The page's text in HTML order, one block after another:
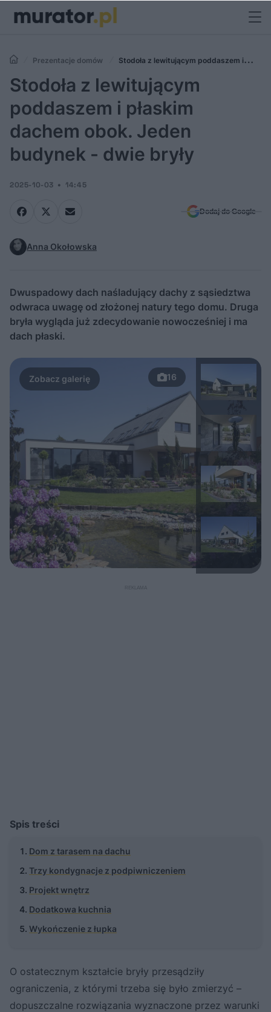
Prezentacje domów
Stodoła z lewitującym poddaszem i
płaskim dachem obok. Jeden budynek - dwie bryły
Stodoła z lewitującym
poddaszem i płaskim
dachem obok. Jeden
budynek - dwie bryły
2025-10-03 14:45
Dodaj do Google
Anna Okołowska
Dwuspadowy dach naśladujący dachy z sąsiedztwa
odwraca uwagę od złożonej natury tego domu. Druga
bryła wygląda już zdecydowanie nowocześniej i ma
dach płaski.
16
Spis treści
Dom z tarasem na dachu
Trzy kondygnacje z podpiwniczeniem
Projekt wnętrz
Dodatkowa kuchnia
Wykończenie z łupka
O ostatecznym kształcie bryły przesądziły
ograniczenia, z którymi trzeba się było zmierzyć –
dopuszczalne rozwiązania wyznaczone przez warunki